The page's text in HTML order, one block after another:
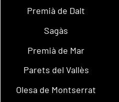
Premià de Dalt
Sagàs
Premià de Mar
Parets del Vallès
Olesa de Montserrat